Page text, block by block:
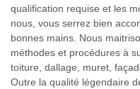
qualification requise et les
nous, vous serrez bien
bonnes mains. Nous
méthodes et procédures à
toiture, dallage, muret,
Outre la qualité légendaire